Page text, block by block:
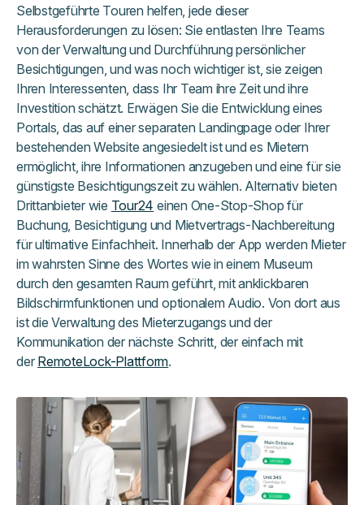
Selbstgeführte Touren helfen, jede dieser
Herausforderungen zu lösen: Sie entlasten Ihre Teams
von der Verwaltung und Durchführung persönlicher
Besichtigungen, und was noch wichtiger ist, sie zeigen
Ihren Interessenten, dass Ihr Team ihre Zeit und ihre
Investition schätzt. Erwägen Sie die Entwicklung eines
Portals, das auf einer separaten Landingpage oder Ihrer
bestehenden Website angesiedelt ist und es Mietern
ermöglicht, ihre Informationen anzugeben und eine für sie
günstigste Besichtigungszeit zu wählen. Alternativ bieten
Drittanbieter wie Tour24 einen One-Stop-Shop für
Buchung, Besichtigung und Mietvertrags-Nachbereitung
für ultimative Einfachheit. Innerhalb der App werden Mieter
im wahrsten Sinne des Wortes wie in einem Museum
durch den gesamten Raum geführt, mit anklickbaren
Bildschirmfunktionen und optionalem Audio. Von dort aus
ist die Verwaltung des Mieterzugangs und der
Kommunikation der nächste Schritt, der einfach mit
der RemoteLock-Plattform.